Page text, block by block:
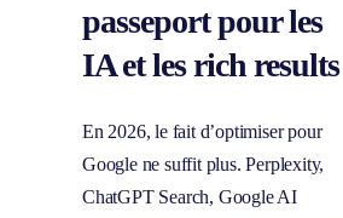
passeport pour les
IA et les rich results
En 2026, le fait d’optimiser pour
Google ne suffit plus. Perplexity,
ChatGPT Search, Google AI